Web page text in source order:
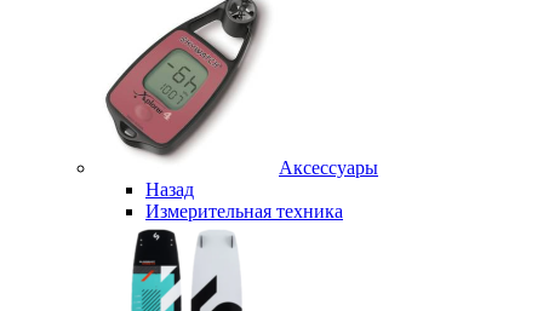
Аксессуары
Назад
Измерительная техника